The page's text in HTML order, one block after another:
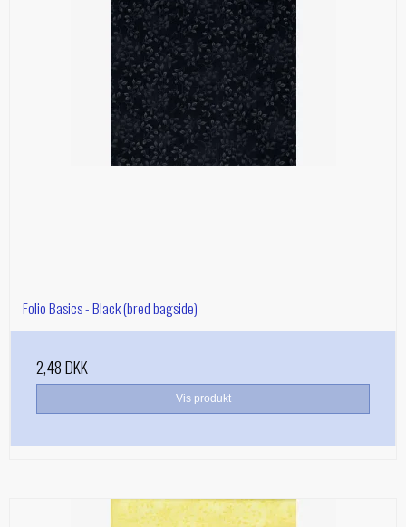
Folio Basics - Black (bred bagside)
2,48 DKK
Vis produkt